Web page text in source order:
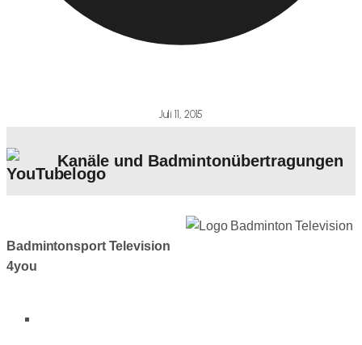
Juli 11, 2015
Kanäle und Badmintonübertragungen
Badmintonsport Television
4you